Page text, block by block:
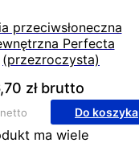
przeciwsłoneczna
Perfecta
(przezroczysta)
złbrutto
Do koszyka
ma wiele